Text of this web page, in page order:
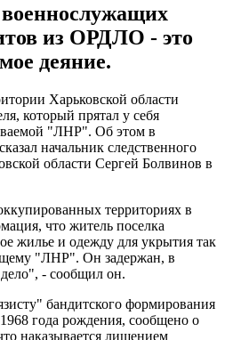
из ОРДЛО - это
деяние.
Харьковской области
который прятал у себя
"ЛНР". Об этом в
начальник следственного
области Сергей Болвинов в
территориях в
что житель поселка
жилье и одежду для укрытия так
"ЛНР". Он задержан, в
- сообщил он.
бандитского формирования
года рождения, сообщено о
наказывается лишением